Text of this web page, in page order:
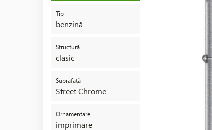
Tip
benzină
Structură
clasic
Suprafață
Street Chrome
Ornamentare
imprimare